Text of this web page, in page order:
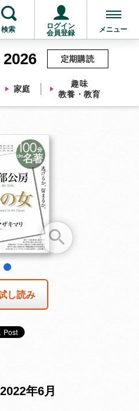
検索
ログイン
会員登録
メニュー
2026
家庭
趣味
教養・教育
定期購読
品を買う
し読み
年6月